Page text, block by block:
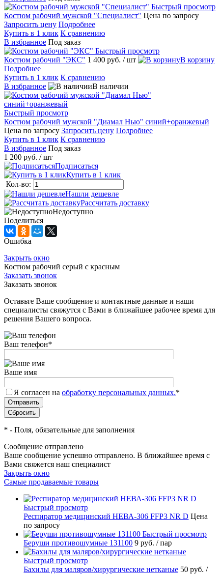
Быстрый просмотр
Костюм рабочий мужской "Специалист" Цена по запросу
Запросить цену Подробнее
Купить в 1 клик К сравнению
В избранное Под заказ
Быстрый просмотр
Костюм рабочий "ЭКС" 1 400 руб. / шт
В корзину
Подробнее
Купить в 1 клик К сравнению
В избранное
В наличии
Быстрый просмотр
Костюм рабочий мужской "Диамал Нью" синий+оранжевый
Цена по запросу Запросить цену Подробнее
Купить в 1 клик К сравнению
В избранное Под заказ
1 200 руб. / шт
Подписаться
Купить в 1 клик
Кол-во:
Нашли дешевле
Рассчитать доставку
Недоступно
Поделиться
Ошибка
Закрыть окно
Костюм рабочий серый с красным
Заказать звонок
Заказать звонок
Оставьте Ваше сообщение и контактные данные и наши
специалисты свяжутся с Вами в ближайшее рабочее время для
решения Вашего вопроса.
Ваш телефон*
Ваше имя
Я согласен на обработку персональных данных.*
* - Поля, обязательные для заполнения
Сообщение отправлено
Ваше сообщение успешно отправлено. В ближайшее время с
Вами свяжется наш специалист
Закрыть окно
Самые продаваемые товары
Быстрый просмотр
Респиратор медицинский НЕВА-306 FFP3 NR D Цена
по запросу
Быстрый просмотр
Беруши противошумные 131100 9 руб. / пар
Быстрый просмотр
Бахилы для маляров/хирургические нетканые 50 руб. /